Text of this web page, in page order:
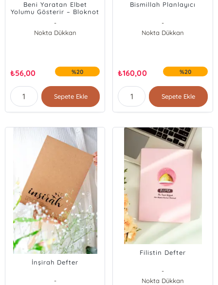
Beni Yaratan Elbet
Yolumu Gösterir – Bloknot
-
Nokta Dükkan
₺56,00 %20
Sepete Ekle
Bismillah Planlayıcı
-
Nokta Dükkan
₺160,00 %20
Sepete Ekle
İnşirah Defter
-
Filistin Defter
-
Nokta Dükkan